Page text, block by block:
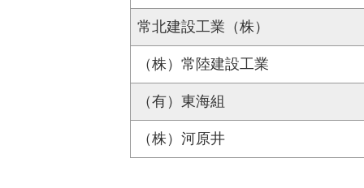
常北建設工業（株）
（株）常陸建設工業
（有）東海組
（株）河原井